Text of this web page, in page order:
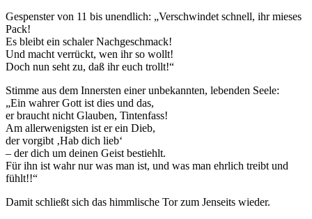
Gespenster von 11 bis unendlich: „Verschwindet schnell, ihr mieses
Pack!
Es bleibt ein schaler Nachgeschmack!
Und macht verrückt, wen ihr so wollt!
Doch nun seht zu, daß ihr euch trollt!“
Stimme aus dem Innersten einer unbekannten, lebenden Seele:
„Ein wahrer Gott ist dies und das,
er braucht nicht Glauben, Tintenfass!
Am allerwenigsten ist er ein Dieb,
der vorgibt ‚Hab dich lieb‘
– der dich um deinen Geist bestiehlt.
Für ihn ist wahr nur was man ist, und was man ehrlich treibt und
fühlt!!“
Damit schließt sich das himmlische Tor zum Jenseits wieder.